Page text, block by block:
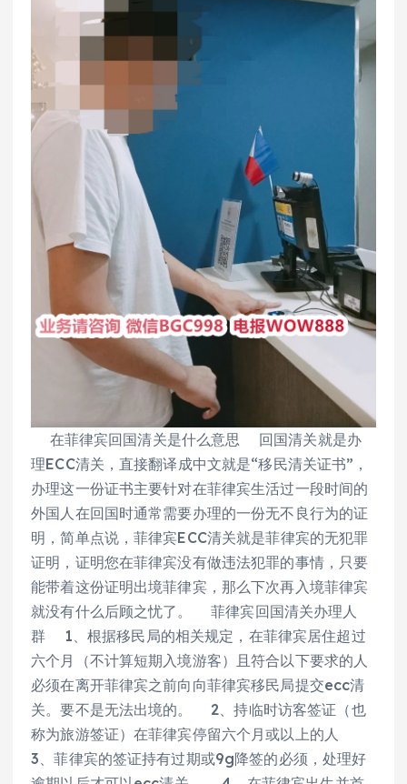
在菲律宾回国清关是什么意思 回国清关就是办
理ECC清关，直接翻译成中文就是“移民清关证书”，
办理这一份证书主要针对在菲律宾生活过一段时间的
外国人在回国时通常需要办理的一份无不良行为的证
明，简单点说，菲律宾ECC清关就是菲律宾的无犯罪
证明，证明您在菲律宾没有做违法犯罪的事情，只要
能带着这份证明出境菲律宾，那么下次再入境菲律宾
就没有什么后顾之忧了。 菲律宾回国清关办理人
群 1、根据移民局的相关规定，在菲律宾居住超过
六个月（不计算短期入境游客）且符合以下要求的人
必须在离开菲律宾之前向向菲律宾移民局提交ecc清
关。要不是无法出境的。 2、持临时访客签证（也
称为旅游签证）在菲律宾停留六个月或以上的人
3、菲律宾的签证持有过期或9g降签的必须，处理好